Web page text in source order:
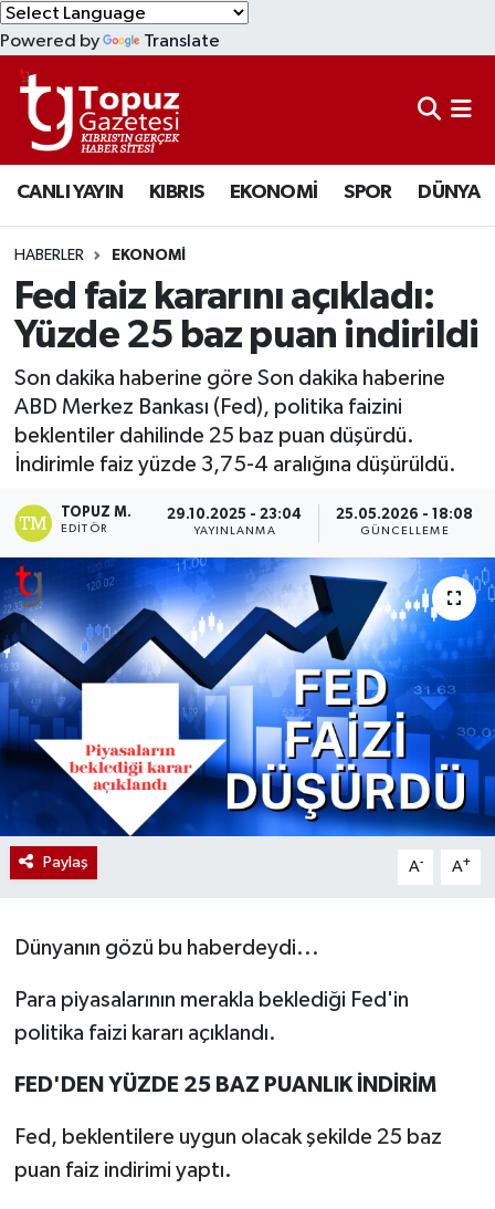
Powered by Translate
CANLI YAYIN KIBRIS EKONOMİ SPOR DÜNYA
HABERLER EKONOMİ
Fed faiz kararını açıkladı:
Yüzde 25 baz puan indirildi
Son dakika haberine göre Son dakika haberine
ABD Merkez Bankası (Fed), politika faizini
beklentiler dahilinde 25 baz puan düşürdü.
İndirimle faiz yüzde 3,75-4 aralığına düşürüldü.
TOPUZ M.
EDITÖR
29.10.2025 - 23:04
YAYINLANMA
25.05.2026 - 18:08
GÜNCELLEME
Paylaş A- A+
Dünyanın gözü bu haberdeydi...
Para piyasalarının merakla beklediği Fed'in
politika faizi kararı açıklandı.
FED'DEN YÜZDE 25 BAZ PUANLIK İNDİRİM
Fed, beklentilere uygun olacak şekilde 25 baz
puan faiz indirimi yaptı.
KIBRIS
DÜNYA
EKONOMİ
MAGAZİN
SAĞLIK
SPOR
TÜRKİYE
Lefkoşa Nöbetçi Eczaneler
Lefkoşa Hava Durumu
Lefkoşa Trafik Yoğunluk Haritası
Süper Lig Puan Durumu ve Fikstür
Tüm Manşetler
Son Dakika Haberleri